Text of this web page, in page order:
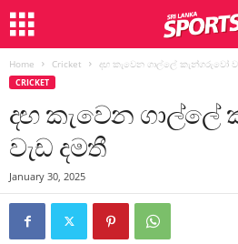
Home Cricket දඟ කැවෙන ගාල්ලේ කැන්ගරුවෝ
CRICKET
දඟ කැවෙන
වැඩ දමතී
January 30, 2025